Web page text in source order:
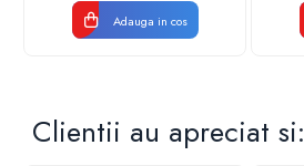
Adauga in cos
Clientii au apreciat si: